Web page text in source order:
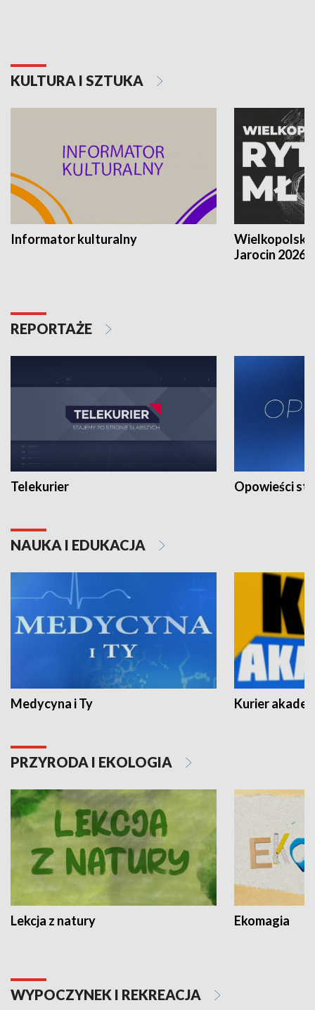
KULTURA I SZTUKA
Informator kulturalny
Jarocin 2026
REPORTAŻE
Telekurier Opowieści
NAUKA I EDUKACJA
Medycyna i Ty Kurier
PRZYRODA I EKOLOGIA
Lekcja z natury Ekomagia
WYPOCZYNEK I REKREACJA